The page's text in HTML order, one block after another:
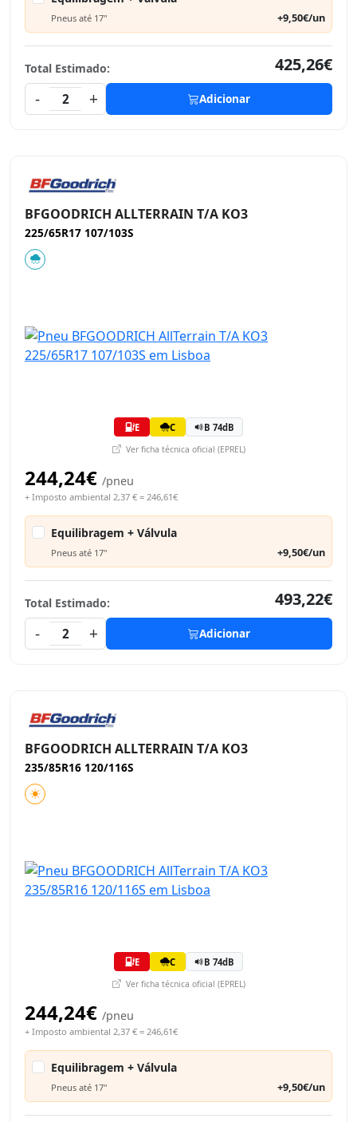
Pneus até 17" +9,50€/un
Total Estimado:
425,26€
-
2 + Adicionar
BFGOODRICH ALLTERRAIN T/A KO3
225/65R17 107/103S
E C B 74dB
Ver ficha técnica oficial (EPREL)
244,24€ /pneu
+ Imposto ambiental 2,37 € = 246,61€
Equilibragem + Válvula
Pneus até 17" +9,50€/un
Total Estimado:
493,22€
-
2 + Adicionar
BFGOODRICH ALLTERRAIN T/A KO3
235/85R16 120/116S
E C B 74dB
Ver ficha técnica oficial (EPREL)
244,24€ /pneu
+ Imposto ambiental 2,37 € = 246,61€
Equilibragem + Válvula
Pneus até 17" +9,50€/un